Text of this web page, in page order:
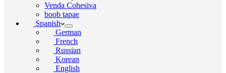
Venda Cohesiva
boob tapae
Spanish
German
French
Russian
Korean
English